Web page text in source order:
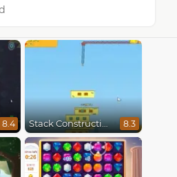
8.4 Stack Construction 8.3